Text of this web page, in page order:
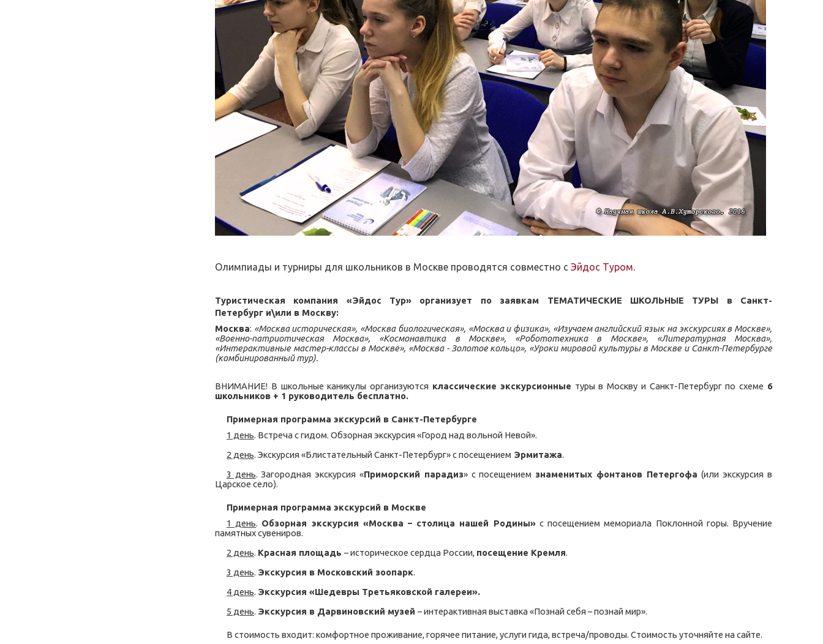
Олимпиады и турниры для школьников в Москве проводятся совместно с Эйдос Туром.
Туристическая компания «Эйдос Тур» организует по заявкам ТЕМАТИЧЕСКИЕ ШКОЛЬНЫЕ ТУРЫ в Санкт-
Петербург и\или в Москву:
Москва: «Москва историческая», «Москва биологическая», «Москва и физика», «Изучаем английский язык на экскурсиях в Москве»,
«Военно-патриотическая Москва», «Космонавтика в Москве», «Робототехника в Москве», «Литературная Москва»,
«Интерактивные мастер-классы в Москве», «Москва - Золотое кольцо», «Уроки мировой культуры в Москве и Санкт-Петербурге
(комбинированный тур).
ВНИМАНИЕ! В школьные каникулы организуются классические экскурсионные туры в Москву и Санкт-Петербург по схеме 6
школьников + 1 руководитель бесплатно.
Примерная программа экскурсий в Санкт-Петербурге
1 день. Встреча с гидом. Обзорная экскурсия «Город над вольной Невой».
2 день. Экскурсия «Блистательный Санкт-Петербург» с посещением Эрмитажа.
3 день. Загородная экскурсия «Приморский парадиз» с посещением знаменитых фонтанов Петергофа(или экскурсия в
Царское село).
Примерная программа экскурсий в Москве
1 день. Обзорная экскурсия «Москва – столица нашей Родины»с посещением мемориала Поклонной горы. Вручение
памятных сувениров.
2 день. Красная площадь – историческое сердца России, посещение Кремля.
3 день. Экскурсия в Московский зоопарк.
4 день. Экскурсия «Шедевры Третьяковской галереи».
5 день. Экскурсия в Дарвиновский музей – интерактивная выставка «Познай себя – познай мир».
В стоимость входит: комфортное проживание, горячее питание, услуги гида, встреча/проводы. Стоимость уточняйте на сайте.